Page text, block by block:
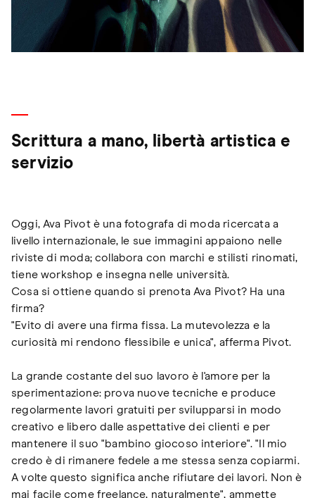
Scrittura a mano, libertà artistica e
servizio
Oggi, Ava Pivot è una fotografa di moda ricercata a
livello internazionale, le sue immagini appaiono nelle
riviste di moda; collabora con marchi e stilisti rinomati,
tiene workshop e insegna nelle università.
Cosa si ottiene quando si prenota Ava Pivot? Ha una
firma?
"Evito di avere una firma fissa. La mutevolezza e la
curiosità mi rendono flessibile e unica", afferma Pivot.
La grande costante del suo lavoro è l'amore per la
sperimentazione: prova nuove tecniche e produce
regolarmente lavori gratuiti per svilupparsi in modo
creativo e libero dalle aspettative dei clienti e per
mantenere il suo "bambino giocoso interiore". "Il mio
credo è di rimanere fedele a me stessa senza copiarmi.
A volte questo significa anche rifiutare dei lavori. Non è
mai facile come freelance, naturalmente", ammette